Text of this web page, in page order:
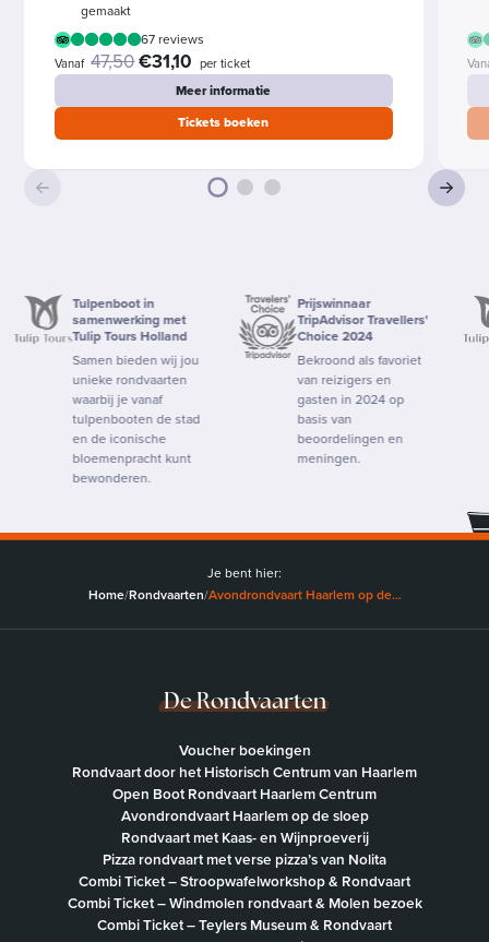
gemaakt
67 reviews
Vanaf 47,50€31,10 per ticket
Meer informatie
Tickets boeken
Tulpenboot in
samenwerking met
Tulip Tours Holland
Samen bieden wij jou
unieke rondvaarten
waarbij je vanaf
tulpenbooten de stad
en de iconische
bloemenpracht kunt
bewonderen.
Prijswinnaar
TripAdvisor Travellers'
Choice 2024
Bekroond als favoriet
van reizigers en
gasten in 2024 op
basis van
beoordelingen en
meningen.
Je bent hier:
Home/Rondvaarten/Avondrondvaart Haarlem op de…
De Rondvaarten
Voucher boekingen
Rondvaart door het Historisch Centrum van Haarlem
Open Boot Rondvaart Haarlem Centrum
Avondrondvaart Haarlem op de sloep
Rondvaart met Kaas- en Wijnproeverij
Pizza rondvaart met verse pizza’s van Nolita
Combi Ticket – Stroopwafelworkshop & Rondvaart
Combi Ticket – Windmolen rondvaart & Molen bezoek
Combi Ticket – Teylers Museum & Rondvaart